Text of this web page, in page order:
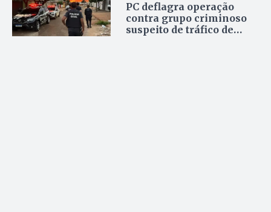
PC deflagra operação
contra grupo criminoso
suspeito de tráfico de